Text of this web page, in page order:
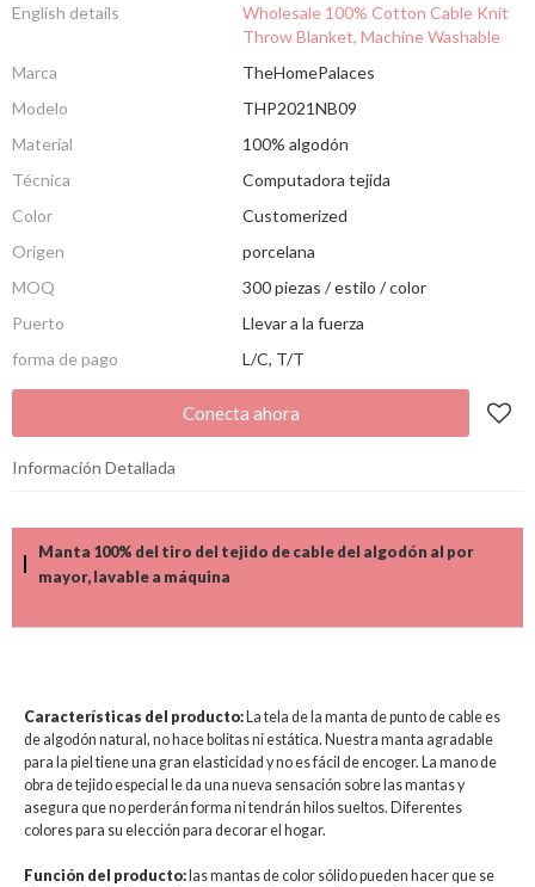
English details
Wholesale 100% Cotton Cable Knit
Throw Blanket, Machine Washable
Marca
TheHomePalaces
Modelo
THP2021NB09
Material
100% algodón
Técnica
Computadora tejida
Color
Customerized
Origen
porcelana
MOQ
300 piezas / estilo / color
Puerto
Llevar a la fuerza
forma de pago
L/C, T/T
Conecta ahora
Información Detallada
Manta 100% del tiro del tejido de cable del algodón al por
mayor, lavable a máquina
Características del producto:La tela de la manta de punto de cable es
de algodón natural, no hace bolitas ni estática. Nuestra manta agradable
para la piel tiene una gran elasticidad y no es fácil de encoger. La mano de
obra de tejido especial le da una nueva sensación sobre las mantas y
asegura que no perderán forma ni tendrán hilos sueltos. Diferentes
colores para su elección para decorar el hogar.
Función del producto:las mantas de color sólido pueden hacer que se